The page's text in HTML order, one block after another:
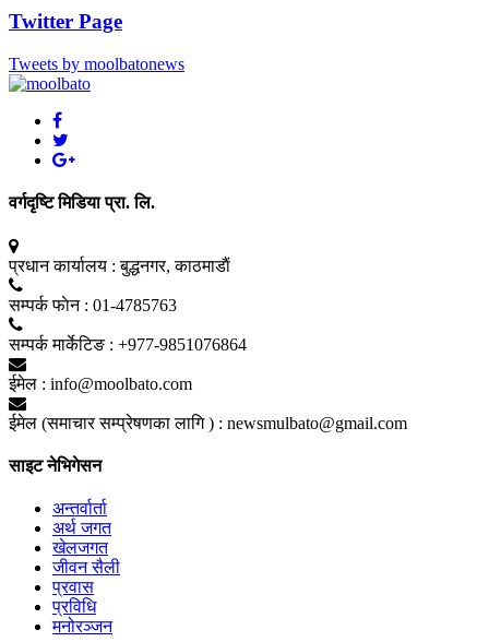
Twitter Page
Tweets by moolbatonews
वर्गदृष्टि मिडिया प्रा. लि.
प्रधान कार्यालय : बुद्धनगर, काठमाडाैं
सम्पर्क फाेन : 01-4785763
सम्पर्क मार्केटिङ : +977-9851076864
ईमेल : info@moolbato.com
ईमेल (समाचार सम्प्रेषणका लागि ) : newsmulbato@gmail.com
साइट नेभिगेसन
अन्तर्वार्ता
अर्थ जगत
खेलजगत
जीवन सैली
प्रवास
प्रविधि
मनोरञ्जन